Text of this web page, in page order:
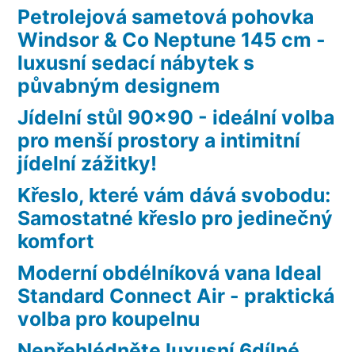
Petrolejová sametová pohovka
Windsor & Co Neptune 145 cm -
luxusní sedací nábytek s
půvabným designem
Jídelní stůl 90×90 - ideální volba
pro menší prostory a intimitní
jídelní zážitky!
Křeslo, které vám dává svobodu:
Samostatné křeslo pro jedinečný
komfort
Moderní obdélníková vana Ideal
Standard Connect Air - praktická
volba pro koupelnu